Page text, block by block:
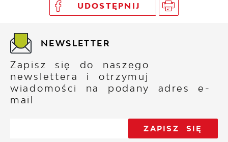
UDOSTĘPNIJ
NEWSLETTER
Zapisz się do naszego
newslettera i otrzymuj
wiadomości na podany adres e-
mail